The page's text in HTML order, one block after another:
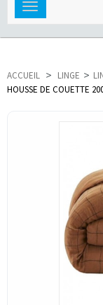
Toggle
navigation
ACCUEIL > LINGE >
HOUSSE DE COUETTE